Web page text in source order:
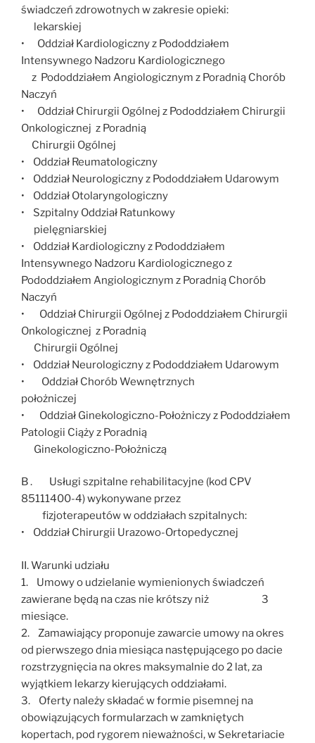
świadczeń zdrowotnych w zakresie opieki:
lekarskiej
• Oddział Kardiologiczny z Pododdziałem
Intensywnego Nadzoru Kardiologicznego
z Pododdziałem Angiologicznym z Poradnią Chorób
Naczyń
• Oddział Chirurgii Ogólnej z Pododdziałem Chirurgii
Onkologicznej z Poradnią
Chirurgii Ogólnej
• Oddział Reumatologiczny
• Oddział Neurologiczny z Pododdziałem Udarowym
• Oddział Otolaryngologiczny
• Szpitalny Oddział Ratunkowy
pielęgniarskiej
• Oddział Kardiologiczny z Pododdziałem
Intensywnego Nadzoru Kardiologicznego z
Pododdziałem Angiologicznym z Poradnią Chorób
Naczyń
• Oddział Chirurgii Ogólnej z Pododdziałem Chirurgii
Onkologicznej z Poradnią
Chirurgii Ogólnej
• Oddział Neurologiczny z Pododdziałem Udarowym
• Oddział Chorób Wewnętrznych
położniczej
• Oddział Ginekologiczno-Położniczy z Pododdziałem
Patologii Ciąży z Poradnią
Ginekologiczno-Położniczą
B . Usługi szpitalne rehabilitacyjne (kod CPV
85111400-4) wykonywane przez
fizjoterapeutów w oddziałach szpitalnych:
• Oddział Chirurgii Urazowo-Ortopedycznej
II. Warunki udziału
1. Umowy o udzielanie wymienionych świadczeń
zawierane będą na czas nie krótszy niż 3
miesiące.
2. Zamawiający proponuje zawarcie umowy na okres
od pierwszego dnia miesiąca następującego po dacie
rozstrzygnięcia na okres maksymalnie do 2 lat, za
wyjątkiem lekarzy kierujących oddziałami.
3. Oferty należy składać w formie pisemnej na
obowiązujących formularzach w zamkniętych
kopertach, pod rygorem nieważności, w Sekretariacie